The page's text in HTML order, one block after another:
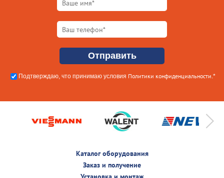
Подтверждаю, что принимаю условия Политики конфиденциальности .*
Каталог оборудования
Заказ и получение